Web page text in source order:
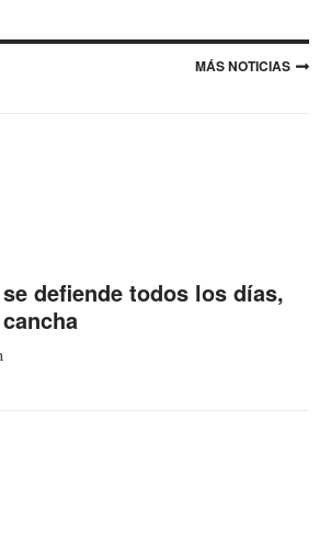
MÁS NOTICIAS
defiende todos los días,